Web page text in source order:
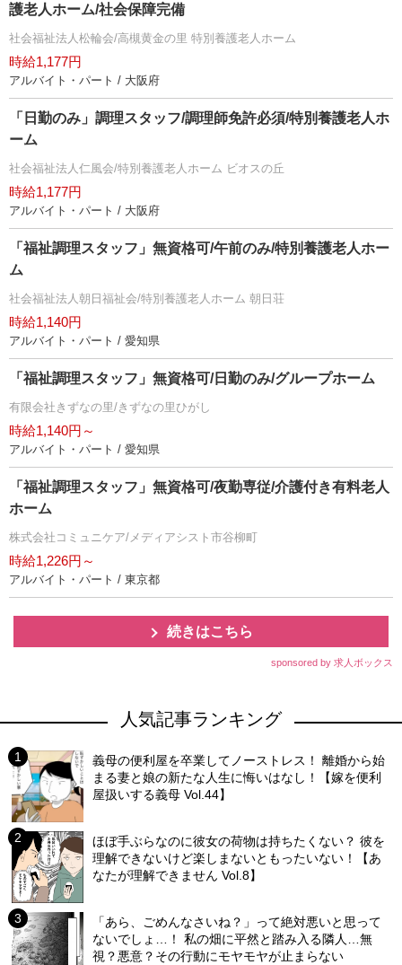
護老人ホーム/社会保障完備
社会福祉法人松輪会/高槻黄金の里 特別養護老人ホーム
時給1,177円
アルバイト・パート / 大阪府
「日勤のみ」調理スタッフ/調理師免許必須/特別養護老人ホ
ーム
社会福祉法人仁風会/特別養護老人ホーム ビオスの丘
時給1,177円
アルバイト・パート / 大阪府
「福祉調理スタッフ」無資格可/午前のみ/特別養護老人ホー
ム
社会福祉法人朝日福祉会/特別養護老人ホーム 朝日荘
時給1,140円
アルバイト・パート / 愛知県
「福祉調理スタッフ」無資格可/日勤のみ/グループホーム
有限会社きずなの里/きずなの里ひがし
時給1,140円～
アルバイト・パート / 愛知県
「福祉調理スタッフ」無資格可/夜勤専従/介護付き有料老人
ホーム
株式会社コミュニケア/メディアシスト市谷柳町
時給1,226円～
アルバイト・パート / 東京都
続きはこちら
sponsored by 求人ボックス
人気記事ランキング
義母の便利屋を卒業してノーストレス！ 離婚から始
まる妻と娘の新たな人生に悔いはなし！【嫁を便利
屋扱いする義母 Vol.44】
ほぼ手ぶらなのに彼女の荷物は持ちたくない？ 彼を
理解できないけど楽しまないともったいない！【あ
なたが理解できません Vol.8】
「あら、ごめんなさいね？」って絶対悪いと思って
ないでしょ…！ 私の畑に平然と踏み入る隣人…無
視？悪意？その行動にモヤモヤが止まらない